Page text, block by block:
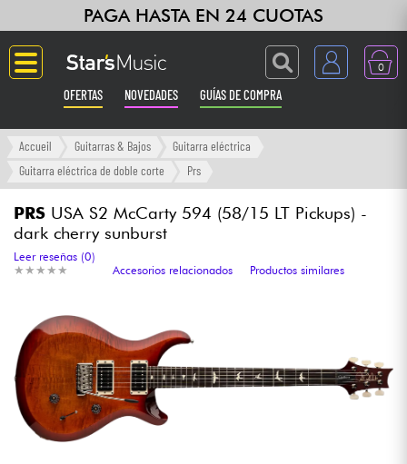
PAGA HASTA EN 24 CUOTAS
0
OFERTAS NOVEDADES GUÍAS DE COMPRA
Langue
Ampli & Efectos
Sintetizadores & samplers
Grabación
Auriculares
Accueil Guitarras & Bajos
Guitarra eléctrica
Guitarra eléctrica de doble corte
Prs
PRS USA S2 McCarty 594 (58/15 LT Pickups) -
dark cherry sunburst
★ ★ ★ ★ ★
★ ★ ★ ★ ★
Leer reseñas (0)
Accesorios relacionados
Productos similares